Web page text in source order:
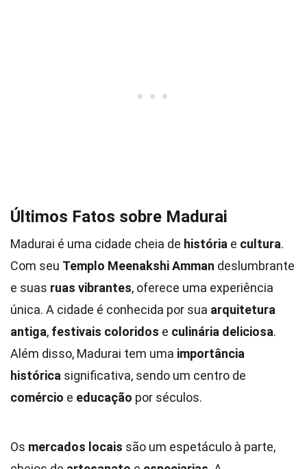
Últimos Fatos sobre Madurai
Madurai é uma cidade cheia de história e cultura.
Com seu Templo Meenakshi Amman deslumbrante
e suas ruas vibrantes, oferece uma experiência
única. A cidade é conhecida por sua arquitetura
antiga, festivais coloridos e culinária deliciosa.
Além disso, Madurai tem uma importância
histórica significativa, sendo um centro de
comércio e educação por séculos.
Os mercados locais são um espetáculo à parte,